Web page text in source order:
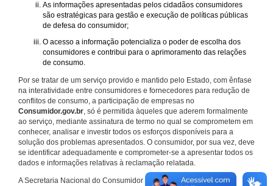
As informações apresentadas pelos cidadãos consumidores
são estratégicas para gestão e execução de políticas públicas
de defesa do consumidor;
O acesso a informação potencializa o poder de escolha dos
consumidores e contribui para o aprimoramento das relações
de consumo.
Por se tratar de um serviço provido e mantido pelo Estado, com ênfase
na interatividade entre consumidores e fornecedores para redução de
conflitos de consumo, a participação de empresas no
Consumidor.gov.br, só é permitida àqueles que aderem formalmente
ao serviço, mediante assinatura de termo no qual se comprometem em
conhecer, analisar e investir todos os esforços disponíveis para a
solução dos problemas apresentados. O consumidor, por sua vez, deve
se identificar adequadamente e comprometer-se a apresentar todos os
dados e informações relativas à reclamação relatada.
A Secretaria Nacional do Consumidor do Ministério da Justiça é a